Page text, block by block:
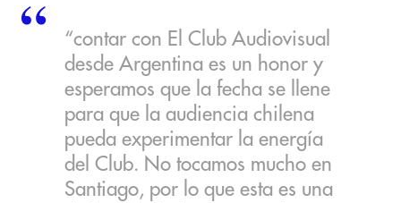
“contar con El Club Audiovisual
desde Argentina es un honor y
esperamos que la fecha se llene
para que la audiencia chilena
pueda experimentar la energía
del Club. No tocamos mucho en
Santiago, por lo que esta es una